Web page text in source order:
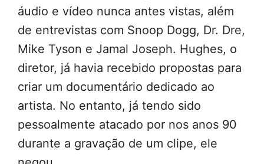
áudio e vídeo nunca antes vistas, além
de entrevistas com Snoop Dogg, Dr. Dre,
Mike Tyson e Jamal Joseph. Hughes, o
diretor, já havia recebido propostas para
criar um documentário dedicado ao
artista. No entanto, já tendo sido
pessoalmente atacado por nos anos 90
durante a gravação de um clipe, ele